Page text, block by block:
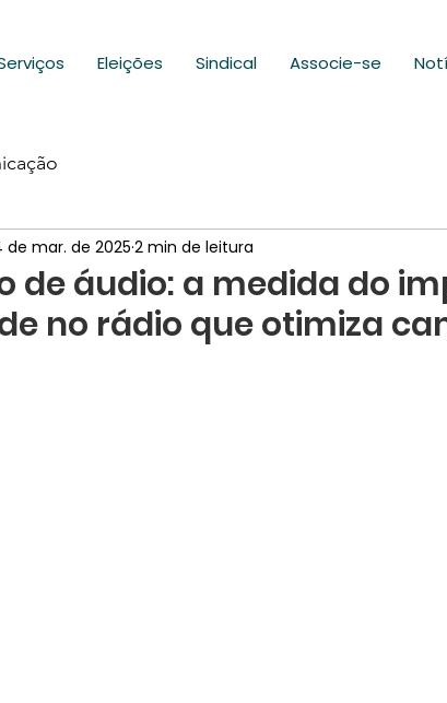
Eleições Sindical Associe-se
de áudio: a medida do
no rádio que otimiza
de mar. de 2025 2 min de leitura